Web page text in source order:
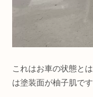
これはお車の状態と
は塗装面が柚子肌です